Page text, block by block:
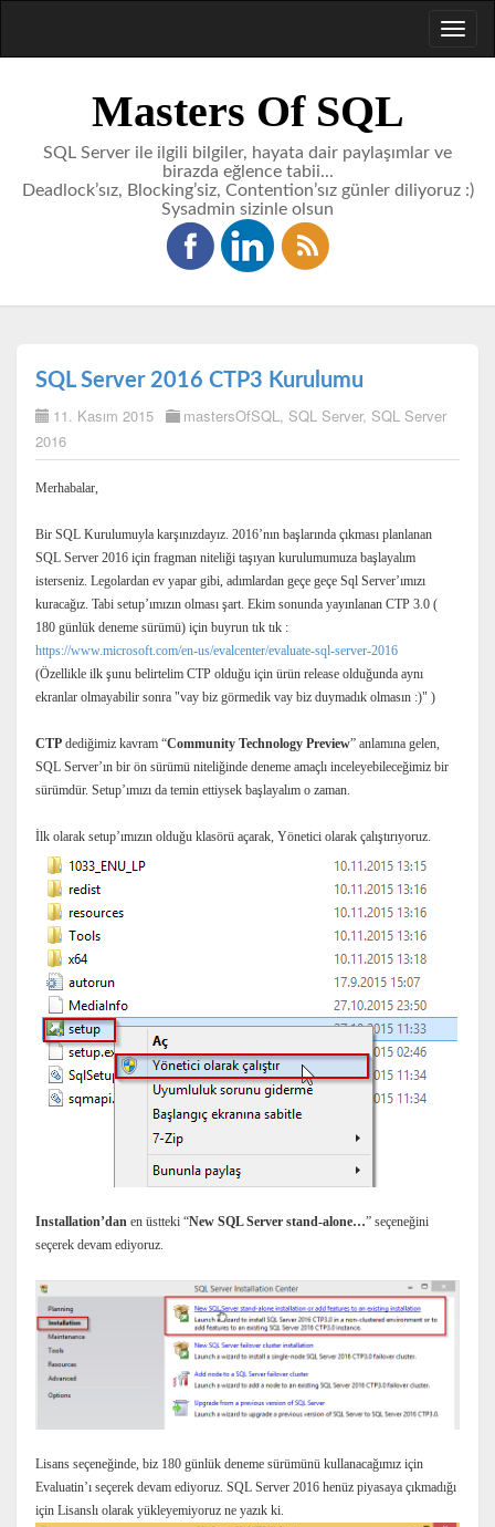
Masters Of SQL
SQL Server ile ilgili bilgiler, hayata dair paylaşımlar ve
birazda eğlence tabii...
Deadlock’sız, Blocking’siz, Contention’sız günler diliyoruz :)
Sysadmin sizinle olsun
SQL Server 2016 CTP3 Kurulumu
11. Kasım 2015 mastersOfSQL, SQL Server, SQL Server
2016
Merhabalar,
Bir SQL Kurulumuyla karşınızdayız. 2016’nın başlarında çıkması planlanan
SQL Server 2016 için fragman niteliği taşıyan kurulumumuza başlayalım
isterseniz. Legolardan ev yapar gibi, adımlardan geçe geçe Sql Server’ımızı
kuracağız. Tabi setup’ımızın olması şart. Ekim sonunda yayınlanan CTP 3.0 (
180 günlük deneme sürümü) için buyrun tık tık :
https://www.microsoft.com/en-us/evalcenter/evaluate-sql-server-2016
(Özellikle ilk şunu belirtelim CTP olduğu için ürün release olduğunda aynı
ekranlar olmayabilir sonra "vay biz görmedik vay biz duymadık olmasın :)" )
CTPdediğimiz kavram “Community Technology Preview” anlamına gelen,
SQL Server’ın bir ön sürümü niteliğinde deneme amaçlı inceleyebileceğimiz bir
sürümdür. Setup’ımızı da temin ettiysek başlayalım o zaman.
İlk olarak setup’ımızın olduğu klasörü açarak, Yönetici olarak çalıştırıyoruz.
Installation’danen üstteki “New SQL Server stand-alone…” seçeneğini
seçerek devam ediyoruz.
Lisans seçeneğinde, biz 180 günlük deneme sürümünü kullanacağımız için
Evaluatin’ı seçerek devam ediyoruz. SQL Server 2016 henüz piyasaya çıkmadığı
için Lisanslı olarak yükleyemiyoruz ne yazık ki.